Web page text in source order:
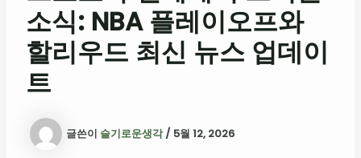
소식: NBA 플레이오프와
할리우드 최신 뉴스 업데이
트
글쓴이 슬기로운생각/ 5월 12, 2026